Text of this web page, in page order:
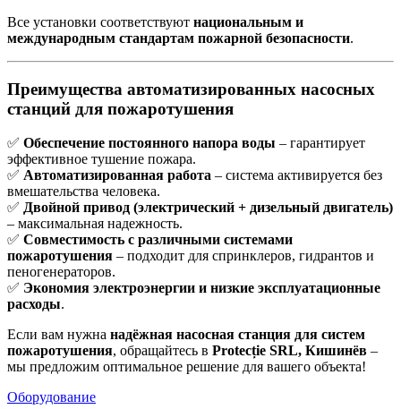
Все установки соответствуют национальным и
международным стандартам пожарной безопасности.
Преимущества автоматизированных насосных
станций для пожаротушения
✅ Обеспечение постоянного напора воды – гарантирует
эффективное тушение пожара.
✅ Автоматизированная работа – система активируется без
вмешательства человека.
✅ Двойной привод (электрический + дизельный двигатель)
– максимальная надежность.
✅ Совместимость с различными системами
пожаротушения – подходит для спринклеров, гидрантов и
пеногенераторов.
✅ Экономия электроэнергии и низкие эксплуатационные
расходы.
Если вам нужна надёжная насосная станция для систем
пожаротушения, обращайтесь в Protecție SRL, Кишинёв –
мы предложим оптимальное решение для вашего объекта!
Оборудование